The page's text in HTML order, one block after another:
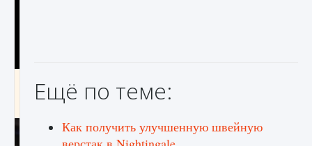
Как получить Thunder Egg в Stardew Valley
9 августа 2024 1 244
Ещё по теме:
Как получить улучшенную швейную